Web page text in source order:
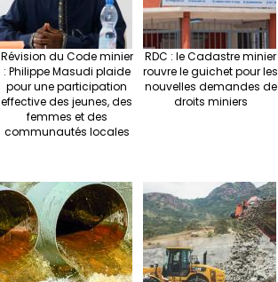
Révision du Code minier
: Philippe Masudi plaide
pour une participation
effective des jeunes, des
femmes et des
communautés locales
RDC : le Cadastre minier
rouvre le guichet pour les
nouvelles demandes de
droits miniers